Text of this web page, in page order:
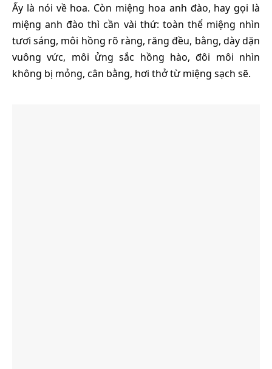
Ấy là nói về hoa. Còn miệng hoa anh đào, hay gọi là
miệng anh đào thì cần vài thứ: toàn thể miệng nhìn
tươi sáng, môi hồng rõ ràng, răng đều, bằng, dày dặn
vuông vức, môi ửng sắc hồng hào, đôi môi nhìn
không bị mỏng, cân bằng, hơi thở từ miệng sạch sẽ.